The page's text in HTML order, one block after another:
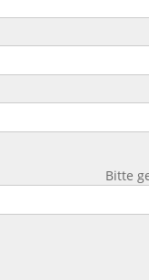
Bitte